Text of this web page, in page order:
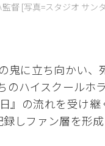
監督 [写真=スタジオ サ
鬼に立ち向かい
のハイスクールホ
』の流れを受け
しファン層を形